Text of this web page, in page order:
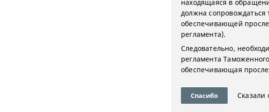
находящаяся в
должна сопровождаться
обеспечивающей
регламента).
Следовательно,
регламента
обеспечивающая
Спасибо Сказали